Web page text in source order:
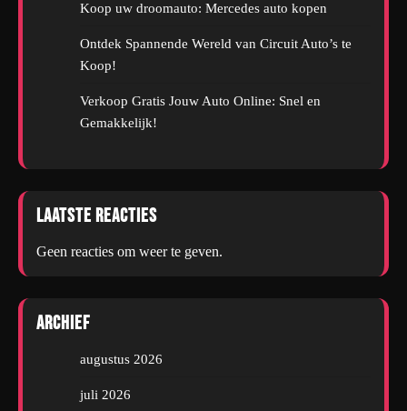
Koop uw droomauto: Mercedes auto kopen
Ontdek Spannende Wereld van Circuit Auto’s te
Koop!
Verkoop Gratis Jouw Auto Online: Snel en
Gemakkelijk!
Laatste reacties
Geen reacties om weer te geven.
Archief
augustus 2026
juli 2026